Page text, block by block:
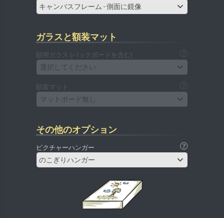
キャンバスフレーム - 側面に鏡像
ガラスと額装マット
額用ガラス (バックボードを含む)
選択してください
額装マット
マットボード無し
その他のオプション
ピクチャーハンガー
のこぎりハンガー